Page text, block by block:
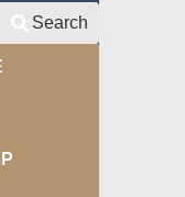
Search